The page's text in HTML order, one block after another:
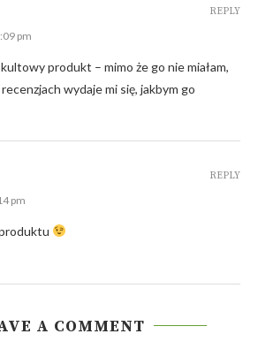
pm
produkt – mimo że go nie miałam,
wydaje mi się, jakbym go
REPLY
pm
REPLY
A COMMENT